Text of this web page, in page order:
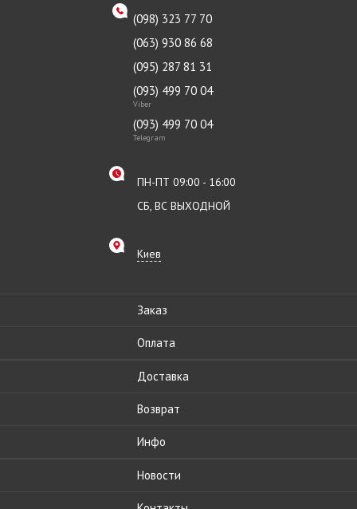
(098) 323 77 70
(063) 930 86 68
(095) 287 81 31
(093) 499 70 04
Viber
(093) 499 70 04
Telegram
ПН-ПТ 09:00 - 16:00
СБ, ВС ВЫХОДНОЙ
Киев
Заказ
Оплата
Доставка
Возврат
Инфо
Новости